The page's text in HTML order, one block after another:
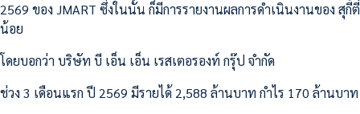
2569 ของ JMART ซึ่งในนั้น ก็มีการรายงานผลการดำเนินงานของ สุกี้ตี๋
น้อย
โดยบอกว่า บริษัท บี เอ็น เอ็น เรสเตอรองท์ กรุ๊ป จำกัด
ช่วง 3 เดือนแรก ปี 2569 มีรายได้ 2,588 ล้านบาท กำไร 170 ล้านบาท